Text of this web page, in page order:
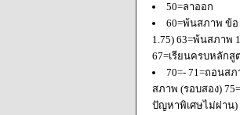
50=ลาออก
60=พ้นสภาพ ข้อ
1.75) 63=พ้นสภาพ
67=เรียนครบหลัก
70=- 71=ถอนส
สภาพ (รอบสอง)
ปัญหาพิเศษไม่ผ่าน